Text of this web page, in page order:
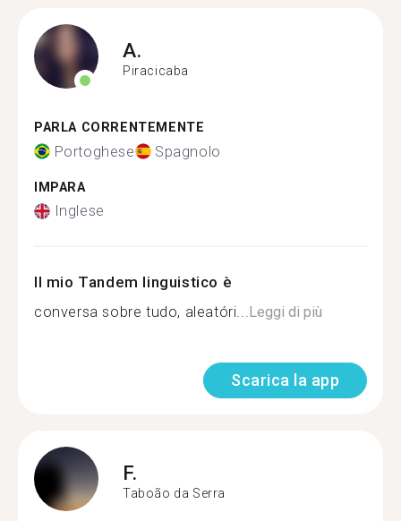
A.
Piracicaba
PARLA CORRENTEMENTE
Portoghese Spagnolo
IMPARA
Inglese
Il mio Tandem linguistico è
conversa sobre tudo, aleatóri...Leggi di più
Scarica la app
F.
Taboão da Serra